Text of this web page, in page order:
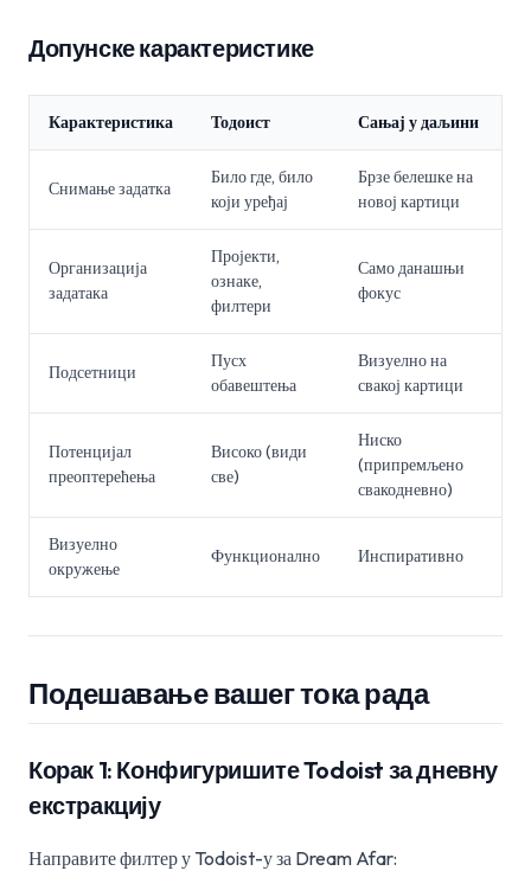
Допунске карактеристике
Карактеристика Тодоист Сањај у даљини
Снимање задатка
Било где, било
који уређај
Брзе белешке на
новој картици
Организација
задатака
Пројекти,
ознаке,
филтери
Само данашњи
фокус
Подсетници
Пусх
обавештења
Визуелно на
свакој картици
Потенцијал
преоптерећења
Високо (види
све)
Ниско
(припремљено
свакодневно)
Визуелно
окружење
Функционално Инспиративно
Подешавање вашег тока рада
Корак 1: Конфигуришите Todoist за дневну
екстракцију
Направите филтер у Todoist-у за Dream Afar: